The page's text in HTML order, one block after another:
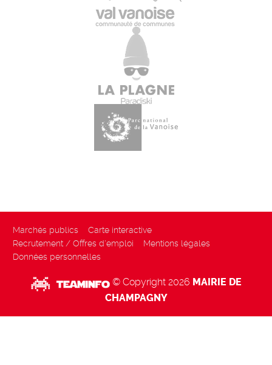
Marchés publics
Carte interactive
Recrutement / Offres d'emploi
Mentions légales
Données personnelles
© Copyright 2026 MAIRIE DE
CHAMPAGNY